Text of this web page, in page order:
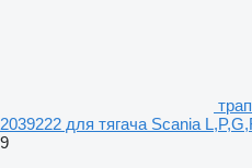
2039222 для тягача Scania
9